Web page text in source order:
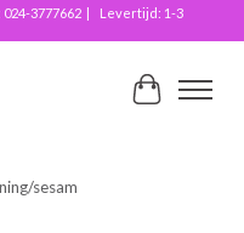
3777662 | Levertijd: 1-3
sesam